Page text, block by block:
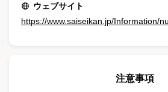
ウェブサイト
https://www.saiseikan.jp/Information/
注意事項